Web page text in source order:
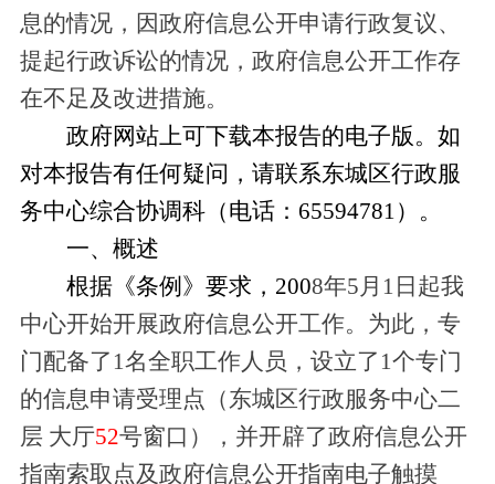
息的情况，因政府信息公开申请行政复议、
提起行政诉讼的情况，政府信息公开工作存
在不足及改进措施。
政府网站上可下载本报告的电子版。如
对本报告有任何疑问，请联系东城区行政服
务中心综合协调科（电话：65594781）。
一、概述
根据《条例》要求，2008年5月1日起我
中心开始开展政府信息公开工作。为此，专
门配备了1名全职工作人员，设立了1个专门
的信息申请受理点（东城区行政服务中心二
层 大厅52号窗口）
，并开辟了政府信息公开
指南索取点及政府信息公开指南电子触摸